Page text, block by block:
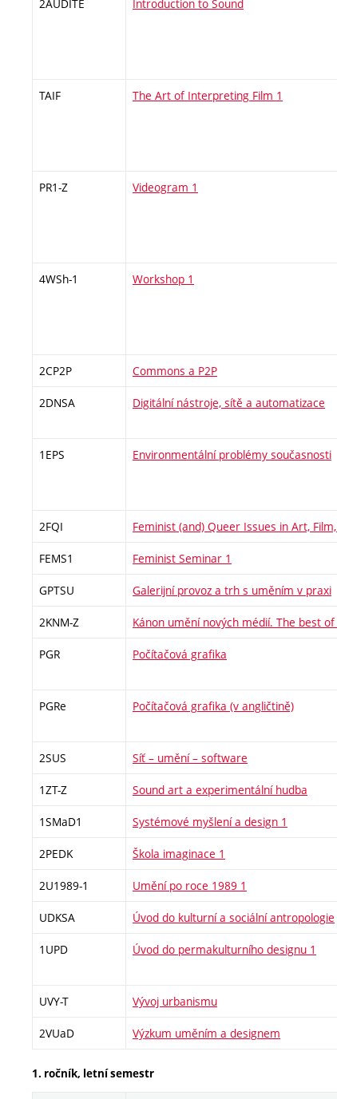
2AUDITE Introduction to Sound
TAIF The Art of Interpreting Film 1
PR1-Z Videogram 1
4WSh-1 Workshop 1
2CP2P Commons a P2P
2DNSA Digitální nástroje, sítě a automatizace
1EPS Environmentální problémy současnosti
2FQI Feminist (and) Queer Issues in Art,
FEMS1 Feminist Seminar 1
GPTSU Galerijní provoz a trh s uměním v praxi
2KNM-Z Kánon umění nových médií. The best
PGR Počítačová grafika
PGRe Počítačová grafika (v angličtině)
2SUS Síť – umění – software
1ZT-Z Sound art a experimentální hudba
1SMaD1 Systémové myšlení a design 1
2PEDK Škola imaginace 1
2U1989-1 Umění po roce 1989 1
UDKSA Úvod do kulturní a sociální antropologie
1UPD Úvod do permakulturního designu 1
UVY-T Vývoj urbanismu
2VUaD Výzkum uměním a designem
1. ročník, letní semestr